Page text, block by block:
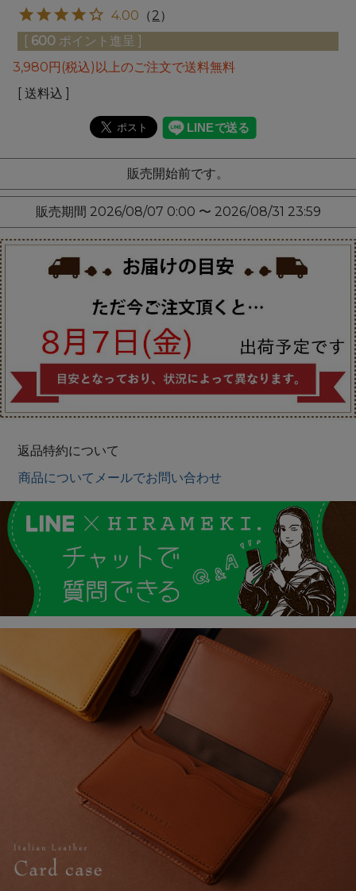
4.00 （2）
[ 600 ポイント進呈 ]
3,980円(税込)以上のご注文で送料無料
送料込
販売開始前です。
販売期間 2026/08/07 0:00 〜 2026/08/31 23:59
返品特約について
商品についてメールでお問い合わせ